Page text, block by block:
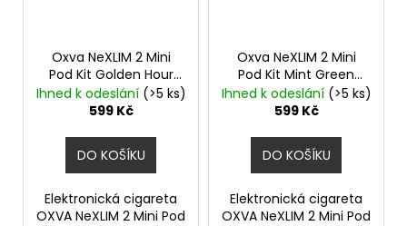
Oxva NeXLIM 2 Mini
Pod Kit Golden Hour
1500mAh
Ihned k odeslání (>5 ks)
599 Kč
DO KOŠÍKU
Elektronická cigareta
OXVA NeXLIM 2 Mini Pod
Oxva NeXLIM 2 Mini
Pod Kit Mint Green
1500mAh
Ihned k odeslání (>5 ks)
599 Kč
DO KOŠÍKU
Elektronická cigareta
OXVA NeXLIM 2 Mini Pod